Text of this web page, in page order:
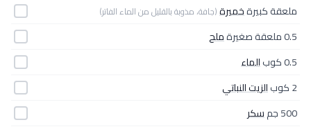
ملعقة كبيرةخميرة(جافة، مذوبة بالقليل من الماء الفاتر)
0.5 ملعقة صغيرة
ملح
0.5 كوب
الماء
2 كوب
الزيت النباتي
500 جم
سكر